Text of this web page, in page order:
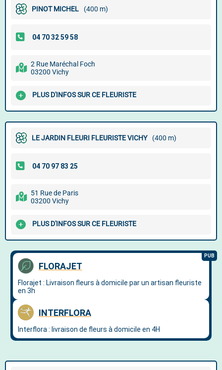
PINOT MICHEL (400 m)
2 Rue Maréchal Foch
03200 Vichy
PLUS D'INFOS SUR CE FLEURISTE
LE JARDIN FLEURI FLEURISTE VICHY (400 m)
51 Rue de Paris
03200 Vichy
PLUS D'INFOS SUR CE FLEURISTE